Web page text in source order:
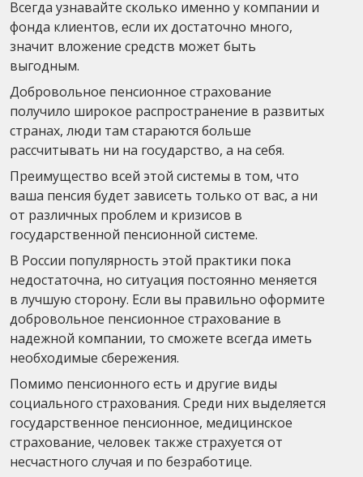
Всегда узнавайте сколько именно у компании и
фонда клиентов, если их достаточно много,
значит вложение средств может быть
выгодным.
Добровольное пенсионное страхование
получило широкое распространение в развитых
странах, люди там стараются больше
рассчитывать ни на государство, а на себя.
Преимущество всей этой системы в том, что
ваша пенсия будет зависеть только от вас, а ни
от различных проблем и кризисов в
государственной пенсионной системе.
В России популярность этой практики пока
недостаточна, но ситуация постоянно меняется
в лучшую сторону. Если вы правильно оформите
добровольное пенсионное страхование в
надежной компании, то сможете всегда иметь
необходимые сбережения.
Помимо пенсионного есть и другие виды
социального страхования. Среди них выделяется
государственное пенсионное, медицинское
страхование, человек также страхуется от
несчастного случая и по безработице.